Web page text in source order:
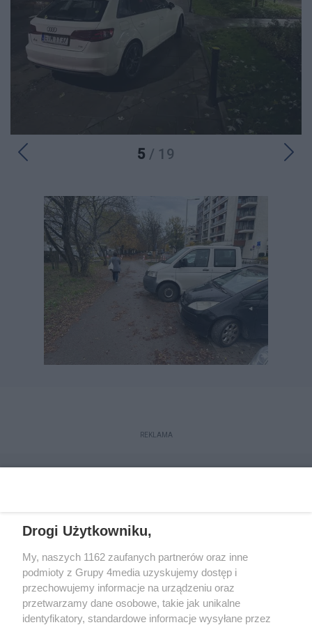
5 / 19
REKLAMA
Reklama Kontakt Regulamin
Dystrybucja
Regulamin prenumeraty
Polityka Prywatności
Drogi Użytkowniku,
My, naszych 1162 zaufanych partnerów oraz inne
podmioty z Grupy 4media uzyskujemy dostęp i
przechowujemy informacje na urządzeniu oraz
przetwarzamy dane osobowe, takie jak unikalne
identyfikatory, standardowe informacje wysyłane przez